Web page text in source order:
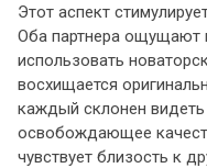
Этот аспект
Оба партнера ощущают
использовать
восхищается
каждый склонен
освобождающее
чувствует близость к